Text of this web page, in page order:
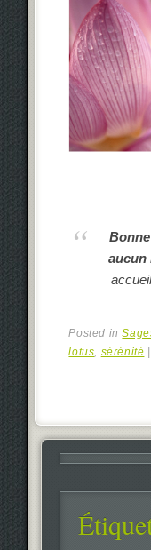
Bonne
aucun
Posted in
lotus, sérénité